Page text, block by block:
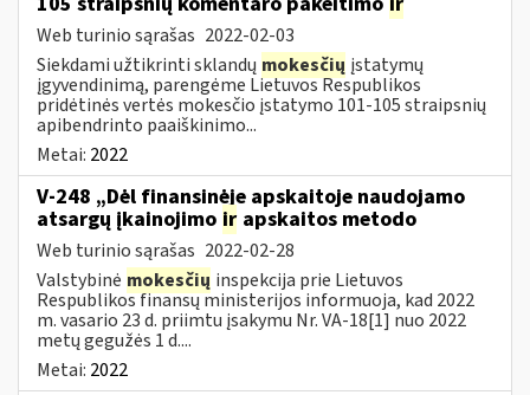
Web turinio sąrašas 2022-02-03
Siekdami užtikrinti sklandų mokesčių įstatymų
įgyvendinimą, parengėme Lietuvos Respublikos
pridėtinės vertės mokesčio įstatymo 101-105 straipsnių
apibendrinto paaiškinimo...
Metai: 2022
V-248 „Dėl finansinėje apskaitoje naudojamo
atsargų įkainojimo ir apskaitos metodo
Web turinio sąrašas 2022-02-28
Valstybinė mokesčių inspekcija prie Lietuvos
Respublikos finansų ministerijos informuoja, kad 2022
m. vasario 23 d. priimtu įsakymu Nr. VA-18[1] nuo 2022
metų gegužės 1 d....
Metai: 2022